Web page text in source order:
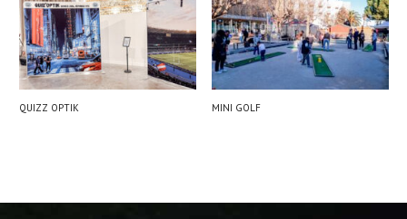
QUIZZ OPTIK MINI GOLF